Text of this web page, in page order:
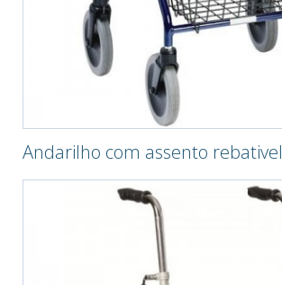
Andarilho com assento rebativel